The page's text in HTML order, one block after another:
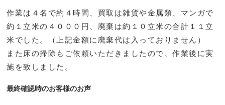
作業は４名で約４時間、買取は雑貨や金属類、マンガで
約１立米の４０００円、廃棄は約１０立米の合計１１立
米でした。（上記金額に廃棄代は入っておりません）
また床の掃除もご依頼いただきましたので、作業後に実
施を致しました。
最終確認時のお客様のお声